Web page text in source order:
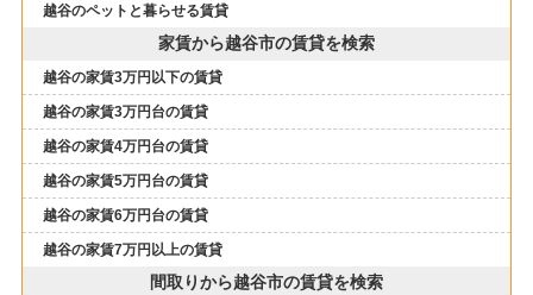
越谷のペットと暮らせる賃貸
家賃から越谷市の賃貸を検索
越谷の家賃3万円以下の賃貸
越谷の家賃3万円台の賃貸
越谷の家賃4万円台の賃貸
越谷の家賃5万円台の賃貸
越谷の家賃6万円台の賃貸
越谷の家賃7万円以上の賃貸
間取りから越谷市の賃貸を検索